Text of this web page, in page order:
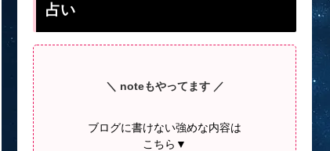
占い
＼ noteもやってます ／
ブログに書けない強めな内容は
こちら▼